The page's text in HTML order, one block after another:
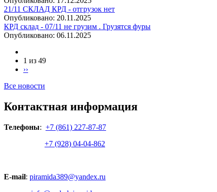
21/11 СКЛАД КРД - отгрузок нет
Опубликовано: 20.11.2025
КРД склад - 07/11 не грузим . Грузятся фуры
Опубликовано: 06.11.2025
1 из 49
››
Все новости
Контактная информация
Телефоны: +7 (861) 227-87-87
+7 (928) 04-04-862
E-mail: piramida389@yandex.ru